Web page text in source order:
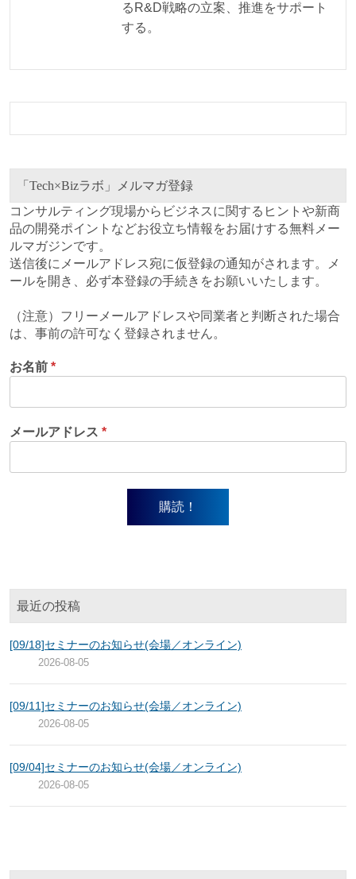
るR&D戦略の立案、推進をサポート
する。
「Tech×Bizラボ」メルマガ登録
コンサルティング現場からビジネスに関するヒントや新商
品の開発ポイントなどお役立ち情報をお届けする無料メー
ルマガジンです。
送信後にメールアドレス宛に仮登録の通知がされます。メ
ールを開き、必ず本登録の手続きをお願いいたします。
（注意）フリーメールアドレスや同業者と判断された場合
は、事前の許可なく登録されません。
お名前 *
メールアドレス *
最近の投稿
[09/18]セミナーのお知らせ(会場／オンライン)
2026-08-05
[09/11]セミナーのお知らせ(会場／オンライン)
2026-08-05
[09/04]セミナーのお知らせ(会場／オンライン)
2026-08-05